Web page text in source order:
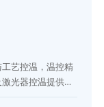
艺控温，温控精
光器控温提供可